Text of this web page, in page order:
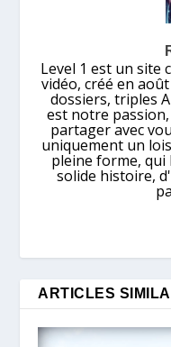
Level 1 est un site
vidéo, créé en
dossiers, triples
est notre
partager avec
uniquement un
pleine forme,
solide histoire,
ARTICLES